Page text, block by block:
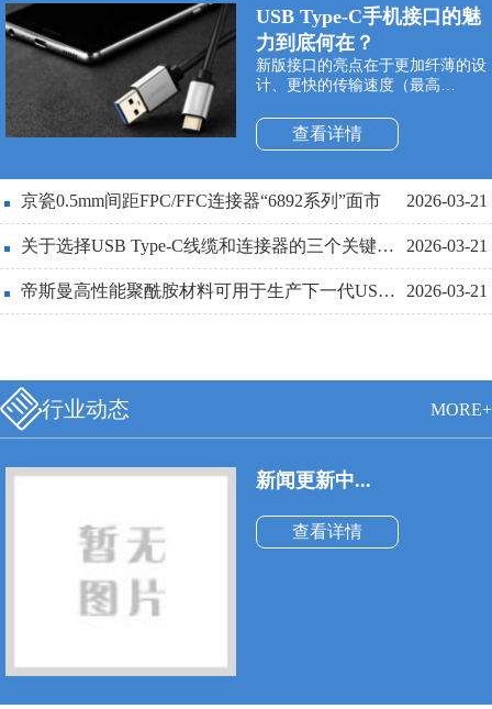
USB Type-C手机接口的魅
力到底何在？
新版接口的亮点在于更加纤薄的设
计、更快的传输速度（最高
（最高100W）。Type-C双面可插
接口最大的特点是支持USB接口双
不准”的世界性难题，正反面随便
插。同时与它配套使用的USB数据
线也必须更细和更轻便。
查看详情
京瓷0.5mm间距FPC/FFC连接器“6892系列”面市 2026-03-21
关于选择USB Type-C线缆和连接器的三个关键设计点详解 2026-03-21
帝斯曼高性能聚酰胺材料可用于生产下一代USBType-C连接器 2026-03-21
行业动态 MORE+
新闻更新中...
查看详情